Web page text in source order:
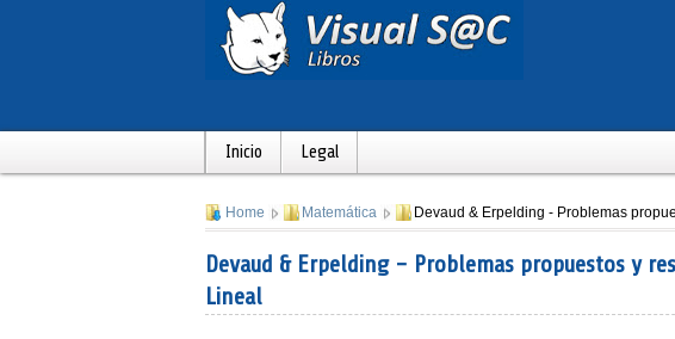
Inicio Legal
Home Matemática Devaud & Erpelding - Problemas
Devaud & Erpelding - Problemas propuestos y
Lineal